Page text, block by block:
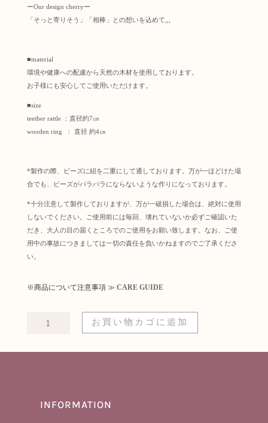
ーOur design cherryー
「そっと寄りそう」「相棒」との想いを込めて,,,
■material
環境や健康への配慮から天然の木材を使用しております。
お子様にも安心してご使用いただけます。
■size
teether rattle ：直径約7㎝
wooden ring ： 直径 約4㎝
*製作の際、ビーズに紐を二重にして通しております。万が一ほどけた場
合でも、ビーズがバラバラにならないような作りになっております。
*十分注意して製作しておりますが、万が一破損した場合は、絶対に使用
しないでください。ご使用前には毎回、壊れていないか必ずご確認いた
だき、大人の目の届くところでのご使用をお願い致します。なお、ご使
用中の事故につきましては一切の責任を負いかねますのでご了承くださ
い。
※商品について注意事項 ≫ CARE GUIDE
お買い物カゴに追加
INFORMATION